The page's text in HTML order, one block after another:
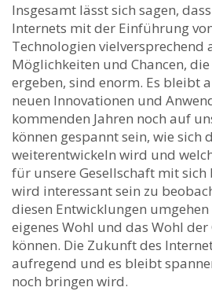
Insgesamt lässt sich sagen,
‍Internets ⁣mit ⁢der Einführung
Technologien vielversprechend
Möglichkeiten und Chancen,
ergeben, sind enorm. Es bleibt
neuen Innovationen und
kommenden Jahren ‍noch auf
können gespannt sein, wie sich⁢
weiterentwickeln ⁣wird und
für unsere Gesellschaft mit sich⁣
⁤wird interessant ⁢sein zu
diesen Entwicklungen
eigenes ⁤Wohl und das Wohl
können.​ Die‍ Zukunft des
aufregend und es bleibt
noch bringen wird.